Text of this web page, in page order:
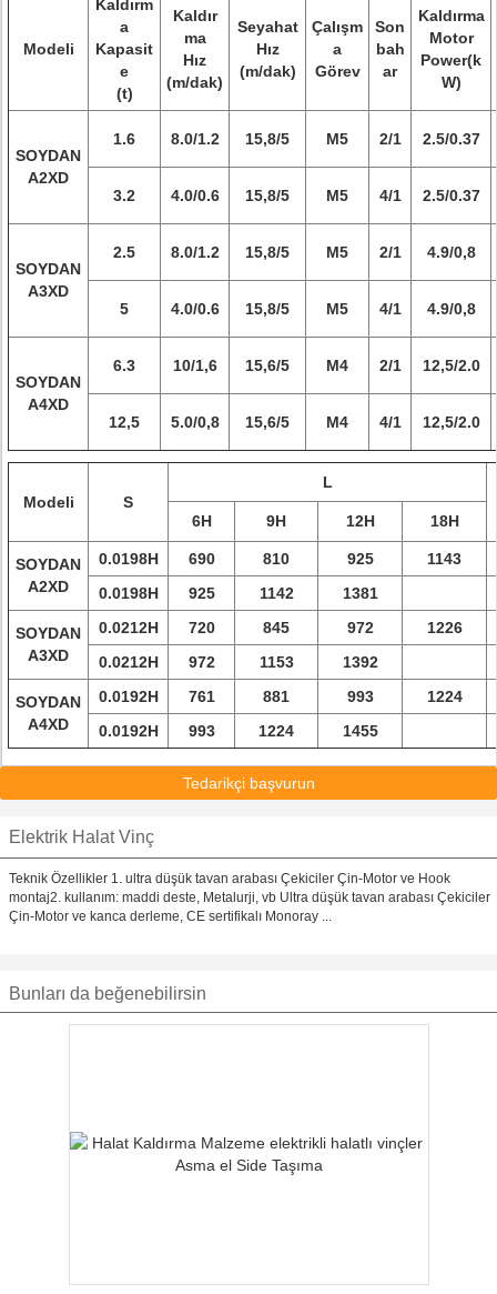
Modeli
Kaldırm
a
Kapasit
e
(t)
Kaldır
ma
Hız
(m/dak)
Seyahat
Hız
(m/dak)
Çalışm
a
Görev
Son
bah
ar
Kaldırma
Motor
Power(k
W)
SOYDAN
A2XD
1.6 8.0/1.2 15,8/5 M5 2/1 2.5/0.37
3.2 4.0/0.6 15,8/5 M5 4/1 2.5/0.37
SOYDAN
A3XD
2.5 8.0/1.2 15,8/5 M5 2/1 4.9/0,8
5 4.0/0.6 15,8/5 M5 4/1 4.9/0,8
SOYDAN
A4XD
6.3 10/1,6 15,6/5 M4 2/1 12,5/2.0
12,5 5.0/0,8 15,6/5 M4 4/1 12,5/2.0
Modeli S
L
6H 9H 12H 18H
SOYDAN
A2XD
0.0198H 690 810 925
1143
0.0198H
925 1142 1381
SOYDAN
A3XD
0.0212H 720 845 972
1226
0.0212H
972 1153 1392
SOYDAN
A4XD
0.0192H 761 881 993
1224
0.0192H
993 1224 1455
Tedarikçi başvurun
Elektrik Halat Vinç
Teknik Özellikler 1. ultra düşük tavan arabası Çekiciler Çin-Motor ve Hook
montaj2. kullanım: maddi deste, Metalurji, vb Ultra düşük tavan arabası Çekiciler
Çin-Motor ve kanca derleme, CE sertifikalı Monoray ...
Bunları da beğenebilirsin